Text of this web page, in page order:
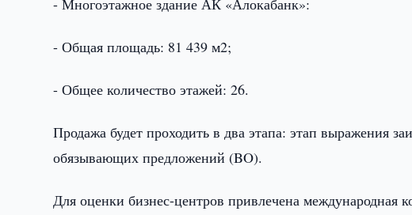
- Многоэтажное здание АК «Алокабанк»:
- Общая площадь: 81 439 м2;
- Общее количество этажей: 26.
Продажа будет проходить в два этапа: этап выражения
обязывающих предложений (BO).
Для оценки бизнес-центров привлечена международная